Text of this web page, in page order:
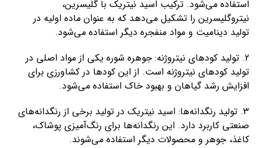
استفاده می‌شود. ترکیب اسید نیتریک با گلیسرین،
نیتروگلیسرین را تشکیل می‌دهد که به عنوان ماده اولیه در
تولید دینامیت و مواد منفجره دیگر استفاده می‌شود.
2. تولید کودهای نیتروژنه: جوهره شوره یکی از مواد اصلی در
تولید کودهای نیتروژنه است. از این کودها در کشاورزی برای
افزایش رشد گیاهان و بهبود خاک استفاده می‌شود.
3. تولید رنگدانه‌ها: اسید نیتریک در تولید برخی از رنگدانه‌های
صنعتی کاربرد دارد. این رنگدانه‌ها برای رنگ‌آمیزی پوشاک،
کاغذ، جوهر و محصولات دیگر استفاده می‌شوند.